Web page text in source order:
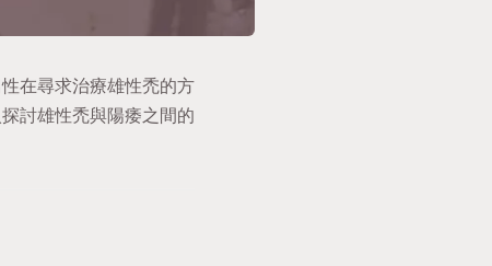
在尋求治療雄性禿的方
討雄性禿與陽痿之間的